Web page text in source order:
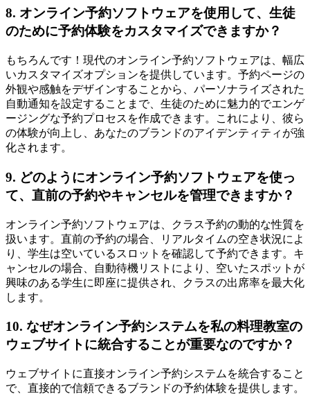
8. オンライン予約ソフトウェアを使用して、生徒
のために予約体験をカスタマイズできますか？
もちろんです！現代のオンライン予約ソフトウェアは、幅広
いカスタマイズオプションを提供しています。予約ページの
外観や感触をデザインすることから、パーソナライズされた
自動通知を設定することまで、生徒のために魅力的でエンゲ
ージングな予約プロセスを作成できます。これにより、彼ら
の体験が向上し、あなたのブランドのアイデンティティが強
化されます。
9. どのようにオンライン予約ソフトウェアを使っ
て、直前の予約やキャンセルを管理できますか？
オンライン予約ソフトウェアは、クラス予約の動的な性質を
扱います。直前の予約の場合、リアルタイムの空き状況によ
り、学生は空いているスロットを確認して予約できます。キ
ャンセルの場合、自動待機リストにより、空いたスポットが
興味のある学生に即座に提供され、クラスの出席率を最大化
します。
10. なぜオンライン予約システムを私の料理教室の
ウェブサイトに統合することが重要なのですか？
ウェブサイトに直接オンライン予約システムを統合すること
で、直接的で信頼できるブランドの予約体験を提供します。